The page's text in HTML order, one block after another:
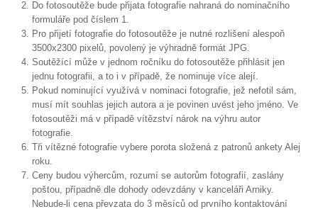
Do fotosoutěže bude přijata fotografie nahraná do nominačního
formuláře pod číslem 1.
Pro přijetí fotografie do fotosoutěže je nutné rozlišení alespoň
3500x2300 pixelů, povolený je výhradně formát JPG.
Soutěžící může v jednom ročníku do fotosoutěže přihlásit jen
jednu fotografii, a to i v případě, že nominuje více alejí.
Pokud nominující využívá v nominaci fotografie, jež nefotil sám,
musí mít souhlas jejich autora a je povinen uvést jeho jméno. Ve
fotosoutěži má v případě vítězství nárok na výhru autor
fotografie.
Tři vítězné fotografie vybere porota složená z patronů ankety Alej
roku.
Ceny budou výhercům, rozumí se autorům fotografií, zaslány
poštou, případně dle dohody odevzdány v kanceláři Arniky.
Nebude-li cena převzata do 3 měsíců od prvního kontaktování